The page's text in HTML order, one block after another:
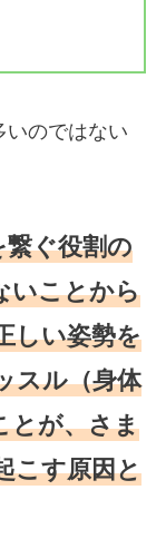
いのではない
繋ぐ役割の
いことから
しい姿勢を
スル（身体
とが、さま
こす原因と